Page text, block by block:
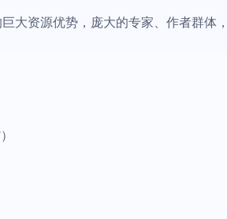
大资源优势，庞大的专家、作者群